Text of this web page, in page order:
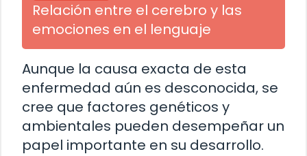
Relación entre el cerebro y las
emociones en el lenguaje
Aunque la causa exacta de esta
enfermedad aún es desconocida, se
cree que factores genéticos y
ambientales pueden desempeñar un
papel importante en su desarrollo.